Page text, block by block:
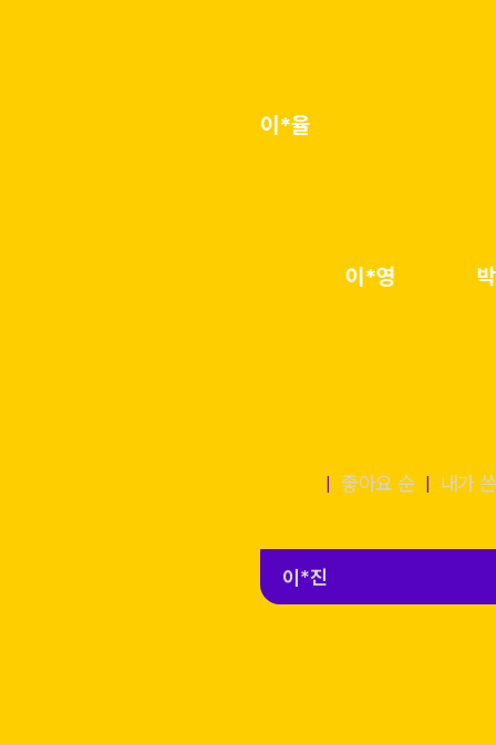
이*율
이*영
좋아요 순 내가
이*진